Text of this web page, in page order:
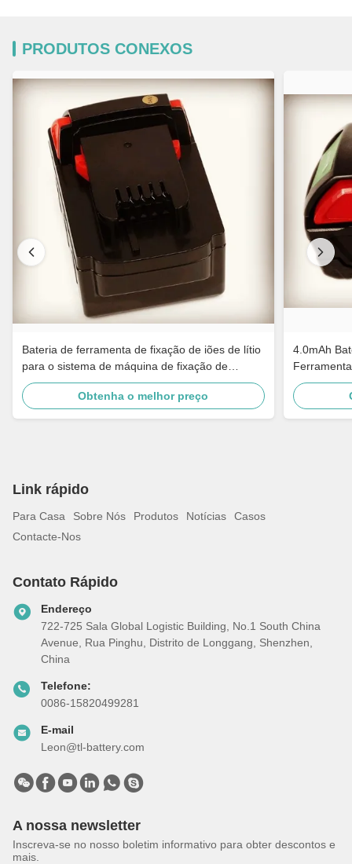
PRODUTOS CONEXOS
Bateria de ferramenta de fixação de iões de lítio
para o sistema de máquina de fixação de
Fromm 18V
Obtenha o melhor preço
4.0mAh
P327
Link rápido
Para Casa Sobre Nós Produtos Notícias
Casos
Contacte-Nos
Contato Rápido
Endereço
722-725 Sala Global Logistic Building, No.1 South China
Avenue, Rua Pinghu, Distrito de Longgang, Shenzhen,
China
Telefone:
0086-15820499281
E-mail
Leon@tl-battery.com
A nossa newsletter
Inscreva-se no nosso boletim informativo para obter descontos e
mais.